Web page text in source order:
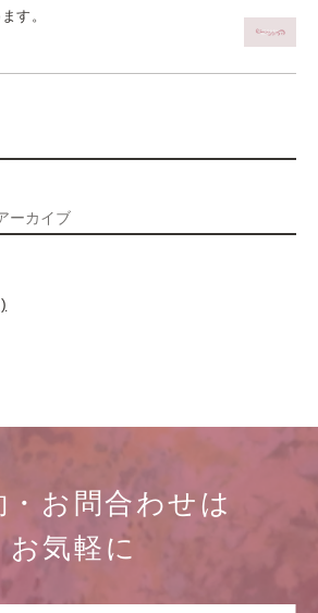
す。
ーカイブ
・お問合わせは
お気軽に